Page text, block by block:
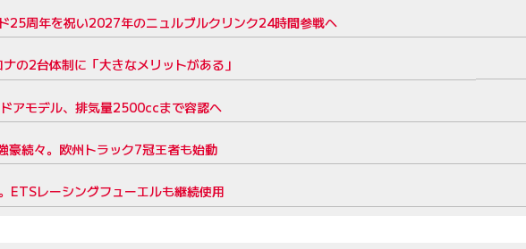
25周年を祝い2027年のニュルブルクリンク24時間参戦へ
の2台体制に「大きなメリットがある」
アモデル、排気量2500ccまで容認へ
豪続々。欧州トラック7冠王者も始動
ETSレーシングフューエルも継続使用